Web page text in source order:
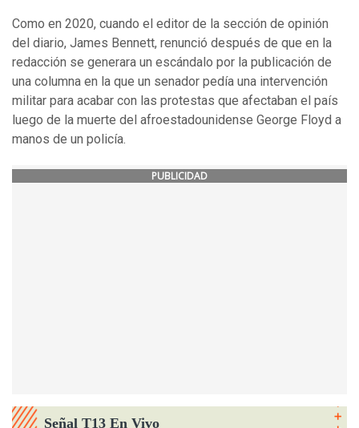
Como en 2020, cuando el editor de la sección de opinión
del diario, James Bennett, renunció después de que en la
redacción se generara un escándalo por la publicación de
una columna en la que un senador pedía una intervención
militar para acabar con las protestas que afectaban el país
luego de la muerte del afroestadounidense George Floyd a
manos de un policía.
PUBLICIDAD
Señal T13 En Vivo